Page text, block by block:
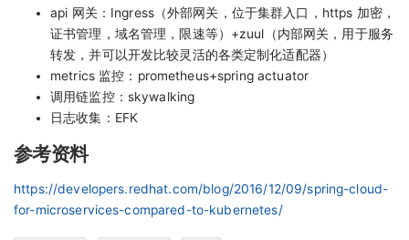
api 网关：Ingress（外部网关，位于集群入口，https 加密，
证书管理，域名管理，限速等）+zuul（内部网关，用于服务
转发，并可以开发比较灵活的各类定制化适配器）
metrics 监控：prometheus+spring actuator
调用链监控：skywalking
日志收集：EFK
参考资料
https://developers.redhat.com/blog/2016/12/09/spring-cloud-
for-microservices-compared-to-kubernetes/